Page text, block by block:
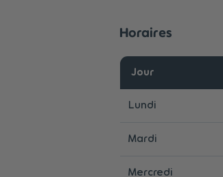
Horaires
Jour
Lundi
Mardi
Mercredi